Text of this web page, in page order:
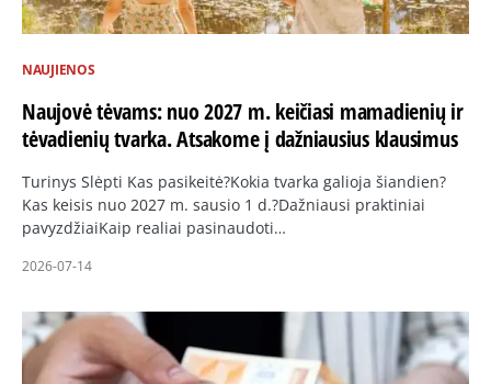
NAUJIENOS
Naujovė tėvams: nuo 2027 m. keičiasi mamadienių ir
tėvadienių tvarka. Atsakome į dažniausius klausimus
Turinys Slėpti Kas pasikeitė?Kokia tvarka galioja šiandien?
Kas keisis nuo 2027 m. sausio 1 d.?Dažniausi praktiniai
pavyzdžiaiKaip realiai pasinaudoti…
2026-07-14